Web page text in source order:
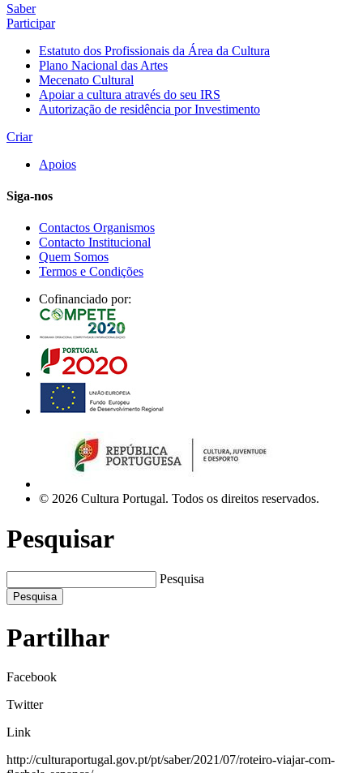
Saber
Participar
Estatuto dos Profissionais da Área da Cultura
Plano Nacional das Artes
Mecenato Cultural
Apoiar a cultura através do seu IRS
Autorização de residência por Investimento
Criar
Apoios
Siga-nos
Contactos Organismos
Contacto Institucional
Quem Somos
Termos e Condições
Cofinanciado por:
© 2026 Cultura Portugal. Todos os direitos reservados.
Pesquisar
Pesquisa
Pesquisa
Partilhar
Facebook
Twitter
Link
http://culturaportugal.gov.pt/pt/saber/2021/07/roteiro-viajar-com-